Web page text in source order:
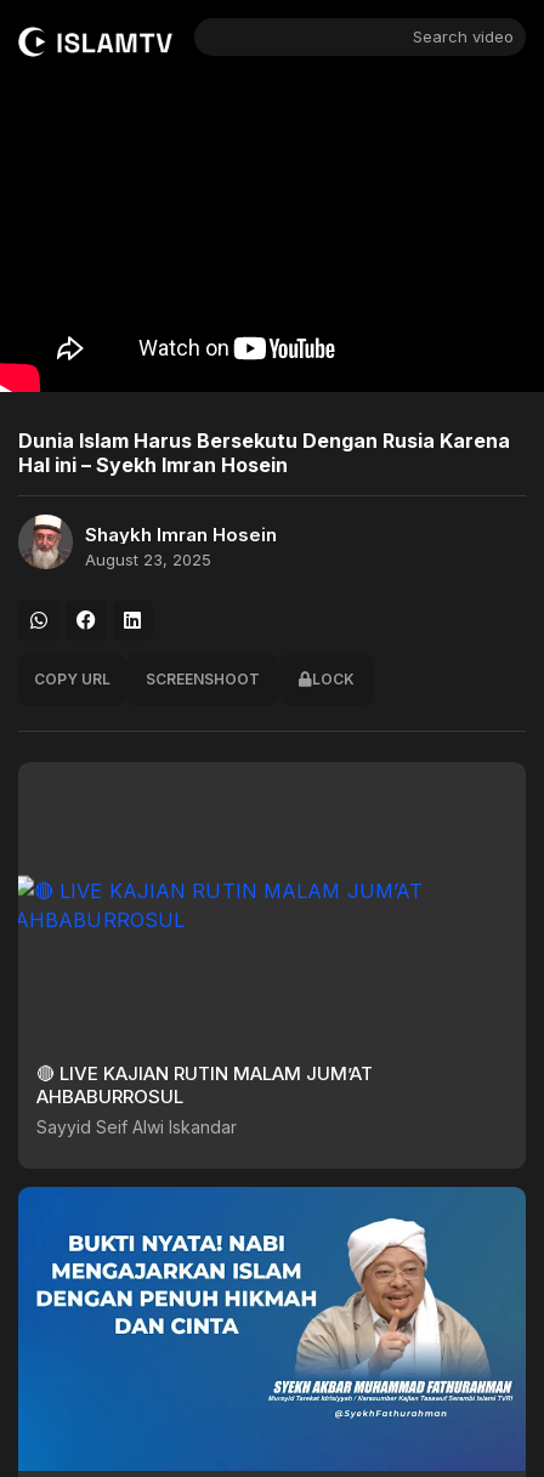
Search video
Dunia Islam Harus Bersekutu Dengan Rusia Karena
Hal ini – Syekh Imran Hosein
Shaykh Imran Hosein
August 23, 2025
COPY URL SCREENSHOOT LOCK
🔴 LIVE KAJIAN RUTIN MALAM JUM’AT
AHBABURROSUL
Sayyid Seif Alwi Iskandar